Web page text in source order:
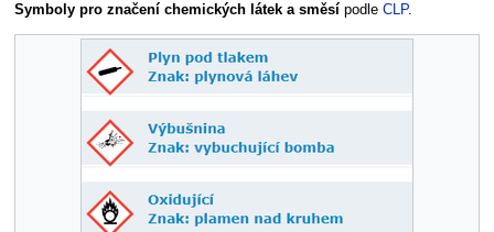
Symboly pro značení chemických látek a směsípodle CLP.